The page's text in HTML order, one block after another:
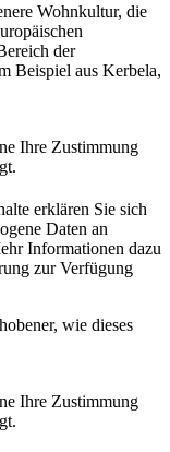
Wohnkultur, die
der
Beispiel aus Kerbela,
Ihre Zustimmung
erklären Sie sich
Daten an
Informationen dazu
zur Verfügung
wie dieses
Ihre Zustimmung